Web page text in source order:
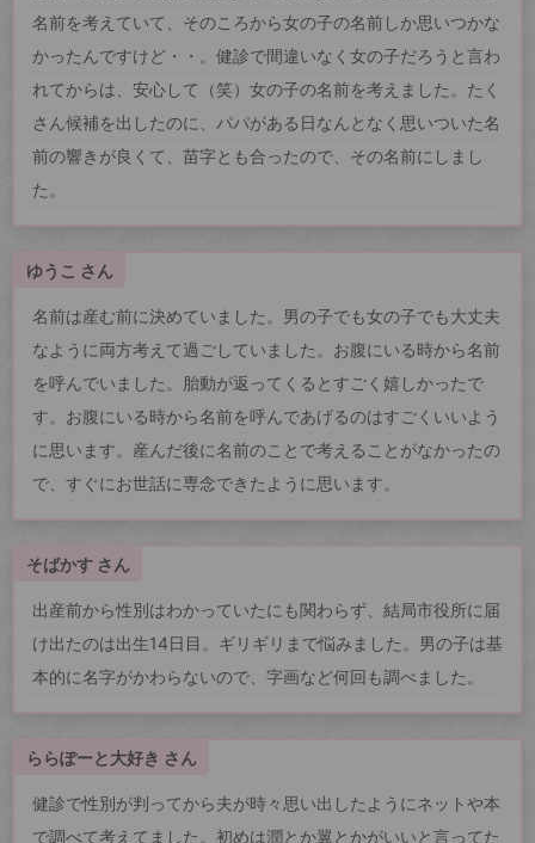
名前を考えていて、そのころから女の子の名前しか思いつかな
かったんですけど・・。健診で間違いなく女の子だろうと言わ
れてからは、安心して（笑）女の子の名前を考えました。たく
さん候補を出したのに、パパがある日なんとなく思いついた名
前の響きが良くて、苗字とも合ったので、その名前にしまし
た。
ゆうこ さん
名前は産む前に決めていました。男の子でも女の子でも大丈夫
なように両方考えて過ごしていました。お腹にいる時から名前
を呼んでいました。胎動が返ってくるとすごく嬉しかったで
す。お腹にいる時から名前を呼んであげるのはすごくいいよう
に思います。産んだ後に名前のことで考えることがなかったの
で、すぐにお世話に専念できたように思います。
そばかす さん
出産前から性別はわかっていたにも関わらず、結局市役所に届
け出たのは出生14日目。ギリギリまで悩みました。男の子は基
本的に名字がかわらないので、字画など何回も調べました。
ららぽーと大好き さん
健診で性別が判ってから夫が時々思い出したようにネットや本
で調べて考えてました。初めは潤とか翼とかがいいと言ってた